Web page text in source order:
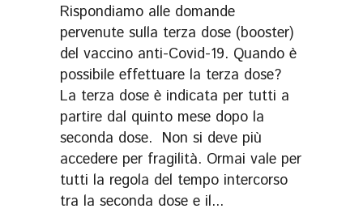
Rispondiamo alle domande
pervenute sulla terza dose (booster)
del vaccino anti-Covid-19. Quando è
possibile effettuare la terza dose?
La terza dose è indicata per tutti a
partire dal quinto mese dopo la
seconda dose. Non si deve più
accedere per fragilità. Ormai vale per
tutti la regola del tempo intercorso
tra la seconda dose e il...